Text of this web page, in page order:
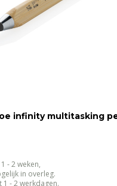
infinity multitasking
- 2 weken,
in overleg.
1 - 2 werkdagen.